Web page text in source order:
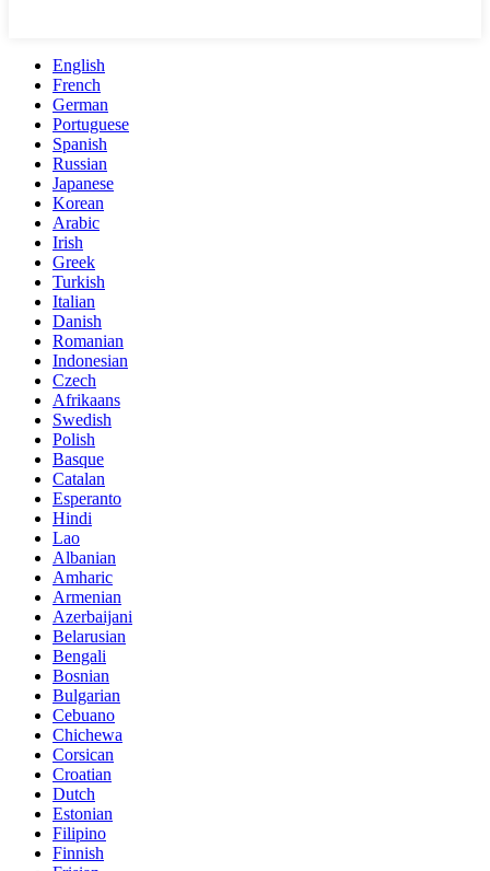
English
French
German
Portuguese
Spanish
Russian
Japanese
Korean
Arabic
Irish
Greek
Turkish
Italian
Danish
Romanian
Indonesian
Czech
Afrikaans
Swedish
Polish
Basque
Catalan
Esperanto
Hindi
Lao
Albanian
Amharic
Armenian
Azerbaijani
Belarusian
Bengali
Bosnian
Bulgarian
Cebuano
Chichewa
Corsican
Croatian
Dutch
Estonian
Filipino
Finnish